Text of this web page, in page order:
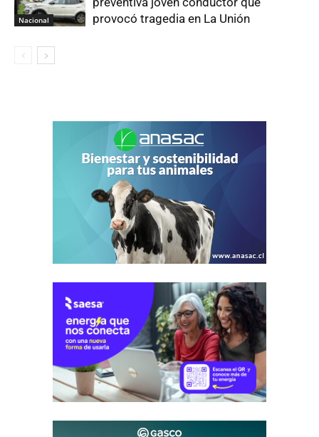
Nacional
provocó tragedia en La Unión